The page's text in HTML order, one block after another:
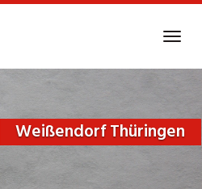
Weißendorf Thüringen